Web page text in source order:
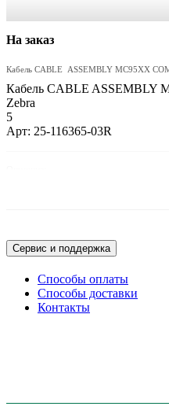
На заказ
Кабель CABLE ASSEMBLY MC95XX
Кабель CABLE ASSEMBLY
Zebra
5
Арт: 25-116365-03R
Сервис и поддержка
Способы оплаты
Способы доставки
Контакты